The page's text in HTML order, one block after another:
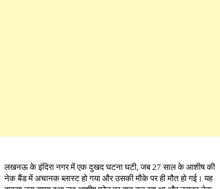
लखनऊ के इंदिरा नगर में एक दुखद घटना घटी, जब 27 साल के आशीष की
नेक बैंड में अचानक ब्लास्ट हो गया और उसकी मौके पर ही मौत हो गई। यह